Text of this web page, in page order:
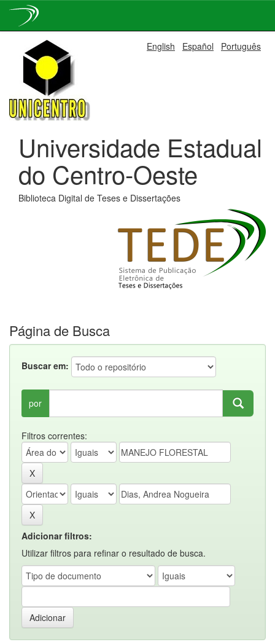
navigation
English Español Português
Universidade Estadual
do Centro-Oeste
Biblioteca Digital de Teses e Dissertações
Página de Busca
Buscar em:
por
Filtros correntes:
Adicionar filtros:
Utilizar filtros para refinar o resultado de busca.